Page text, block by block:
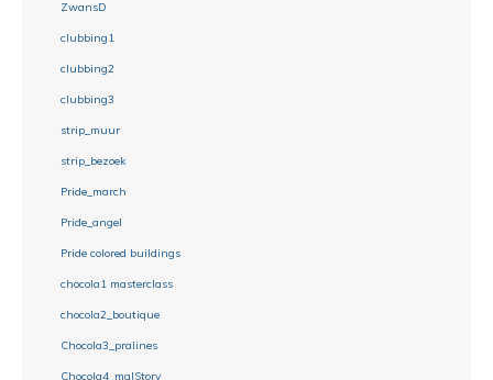
ZwansD
clubbing1
clubbing2
clubbing3
strip_muur
strip_bezoek
Pride_march
Pride_angel
Pride colored buildings
chocola1 masterclass
chocola2_boutique
Chocola3_pralines
Chocola4_malStory